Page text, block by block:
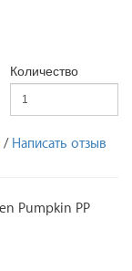
Количество
/ Написать отзыв